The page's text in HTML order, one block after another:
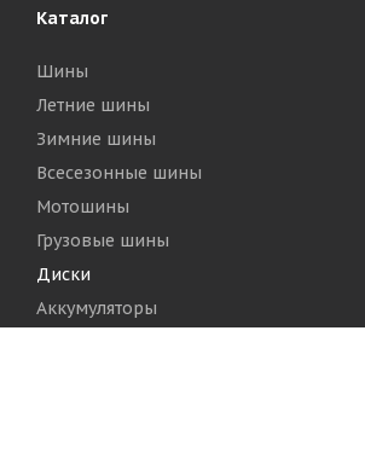
Каталог
Шины
Летние шины
Зимние шины
Всесезонные шины
Мотошины
Грузовые шины
Диски
Аккумуляторы